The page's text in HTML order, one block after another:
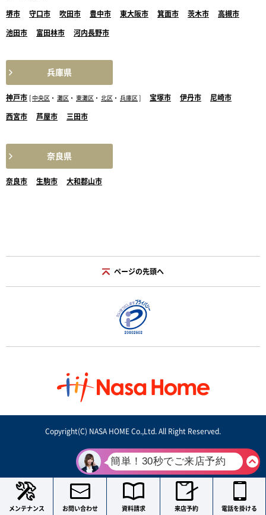
堺市 守口市 吹田市 豊中市 東大阪市 箕面市 茨木市 高槻市
池田市 富田林市 河内長野市
兵庫県
神戸市 中央区 ・ 灘区 ・ 東灘区 ・ 北区 ・ 兵庫区 宝塚市 伊丹市 尼崎市
西宮市 芦屋市 三田市
奈良県
奈良市 生駒市 大和郡山市
ページの先頭へ
Copyright(C) NASA HOME Co.,Ltd. All Right Reserved.
メンテナンス お問い合わせ 資料請求 来店予約 電話を掛ける